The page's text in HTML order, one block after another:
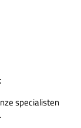
specialisten